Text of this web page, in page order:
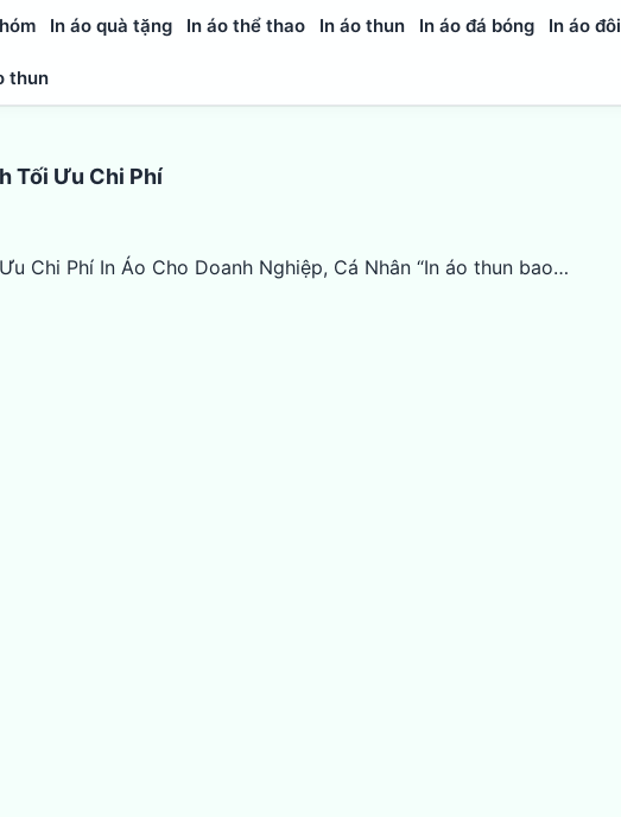
In áo quà tặng In áo thể thao In áo thun In áo đá bóng In áo đôi
thun
Tối Ưu Chi Phí
Chi Phí In Áo Cho Doanh Nghiệp, Cá Nhân “In áo thun bao…